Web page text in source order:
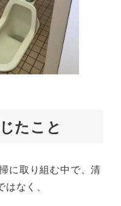
たこと
に取り組む中で、清
なく、